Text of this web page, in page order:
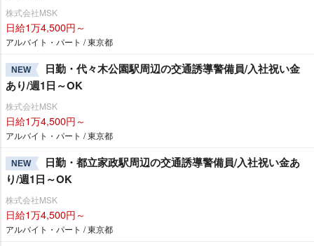
株式会社MSK
日給1万4,500円～
アルバイト・パート / 東京都
NEW
日勤・代々木公園駅周辺の交通誘導警備員/入社祝い金
あり/週1日～OK
株式会社MSK
日給1万4,500円～
アルバイト・パート / 東京都
NEW
日勤・都立家政駅周辺の交通誘導警備員/入社祝い金あ
り/週1日～OK
株式会社MSK
日給1万4,500円～
アルバイト・パート / 東京都